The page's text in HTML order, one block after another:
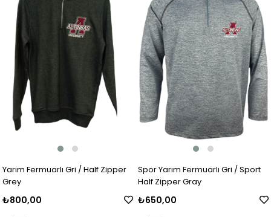
Yarım Fermuarlı Gri / Half Zipper
Grey
₺800,00
Spor Yarım Fermuarlı Gri / Sport
Half Zipper Gray
₺650,00